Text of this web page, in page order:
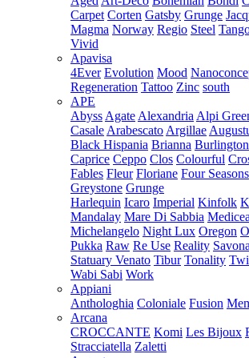
Carpet Corten Gatsby Grunge
Magma Norway Regio Steel
Vivid
Apavisa
4Ever Evolution Mood
Regeneration Tattoo Zinc south
APE
Abyss Agate Alexandria Alpi
Casale Arabescato Argillae
Black Hispania Brianna Burlington
Caprice Ceppo Clos Colourful
Fables Fleur Floriane Four Seasons
Greystone Grunge
Harlequin Icaro Imperial Kinfolk
Mandalay Mare Di Sabbia
Michelangelo Night Lux Oregon
Pukka Raw Re Use Reality Savona
Statuary Venato Tibur Tonality
Wabi Sabi Work
Appiani
Anthologhia Coloniale Fusion
Arcana
CROCCANTE Komi Les Bijoux
Stracciatella Zaletti